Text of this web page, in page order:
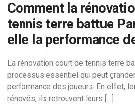
Comment la
tennis terre battue
elle la performance
La rénovation court de tennis terre
processus essentiel qui peut
performance des joueurs. En effet,
rénovés, ils retrouvent leurs […]